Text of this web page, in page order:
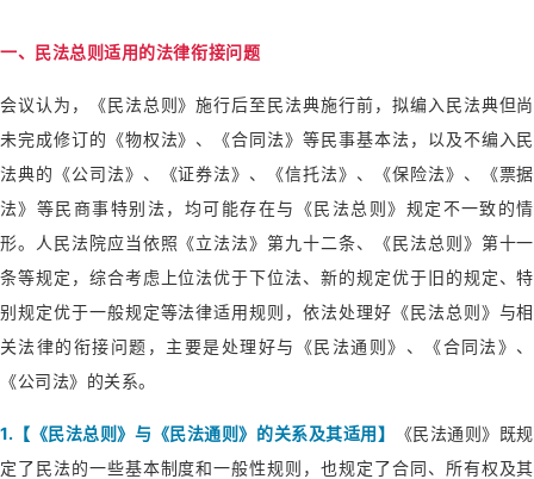
一、民法总则适用的法律衔接问题
会议认为，《民法总则》施行后至民法典施行前，拟编入民法典但尚
未完成修订的《物权法》、《合同法》等民事基本法，以及不编入民
法典的《公司法》、《证券法》、《信托法》、《保险法》、《票据
法》等民商事特别法，均可能存在与《民法总则》规定不一致的情
形。人民法院应当依照《立法法》第九十二条、《民法总则》第十一
条等规定，综合考虑上位法优于下位法、新的规定优于旧的规定、特
别规定优于一般规定等法律适用规则，依法处理好《民法总则》与相
关法律的衔接问题，主要是处理好与《民法通则》、《合同法》、
《公司法》的关系。
1.【《民法总则》与《民法通则》的关系及其适用】
《民法通则》既规
定了民法的一些基本制度和一般性规则，也规定了合同、所有权及其